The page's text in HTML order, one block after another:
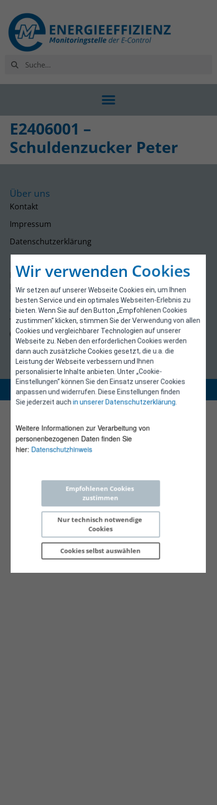
Wir verwenden Cookies
Wir setzen auf unserer Webseite Cookies ein, um Ihnen
besten Service und ein optimales Webseiten-Erlebnis zu
bieten. Wenn Sie auf den Button „Empfohlenen Cookies
zustimmen“ klicken, stimmen Sie der Verwendung von allen
Cookies und vergleichbarer Technologien auf unserer
Webseite zu. Neben den erforderlichen Cookies werden
dann auch zusätzliche Cookies gesetzt, die u.a. die
Leistung der Webseite verbessern und Ihnen
personalisierte Inhalte anbieten. Unter „Cookie-
Einstellungen“ können Sie den Einsatz unserer Cookies
anpassen und widerrufen. Diese Einstellungen finden
Sie jederzeit auchin unserer Datenschutzerklärung.
Weitere Informationen zur Verarbeitung von
personenbezogenen Daten finden Sie
hier: Datenschutzhinweis
Empfohlenen Cookies
zustimmen
Nur technisch notwendige
Cookies
Cookies selbst auswählen
E2406001 –
Schuldenzucker Peter
Über uns
Kontakt
Impressum
Datenschutzerklärung
Kontakt
E-Control
Rudolfsplatz 13a
1010 Wien
energieeffizienz@e-control.at
Tel +43 1 5324724
(Mo, Mi-Fr 09:30-12:30 Uhr)
Copyright 2026 © E-Control